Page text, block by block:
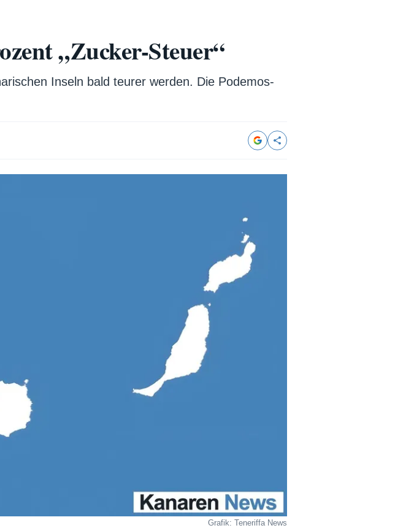
„Zucker-Steuer“
Inseln bald teurer werden. Die Podemos-
Grafik: Teneriffa News